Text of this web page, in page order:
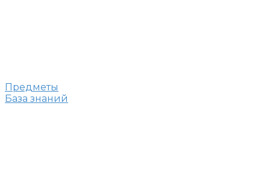
Предметы
База знаний